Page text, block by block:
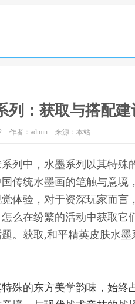
列：获取与搭配建
作者：admin 来源：本站
列中，水墨系列以其特殊
传统水墨画的笔触与意境
体验，对于资深玩家而言
么在纷繁的活动中获取它
。获取,和平精英皮肤水
殊的东方美学韵味，始终